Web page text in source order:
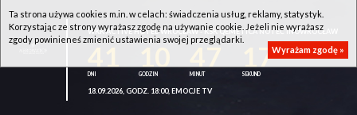
WKK ACTIVE HOTEL WROCŁAW - KSK QEMETICA NOTEĆ INOWROCŁAW
17
18.09.2026, GODZ. 18:00, EMOCJE TV
Ta strona używa cookies m.in. w celach: świadczenia usług, reklamy, statystyk.
Korzystając ze strony wyrażasz zgodę na używanie cookie. Jeżeli nie wyrażasz
zgody powinieneś zmienić ustawienia swojej przeglądarki.
Wyrażam zgodę »